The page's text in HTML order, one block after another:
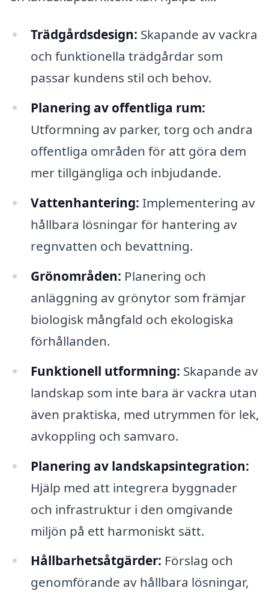
Trädgårdsdesign: Skapande av vackra
och funktionella trädgårdar som
passar kundens stil och behov.
Planering av offentliga rum:
Utformning av parker, torg och andra
offentliga områden för att göra dem
mer tillgängliga och inbjudande.
Vattenhantering: Implementering av
hållbara lösningar för hantering av
regnvatten och bevattning.
Grönområden: Planering och
anläggning av grönytor som främjar
biologisk mångfald och ekologiska
förhållanden.
Funktionell utformning: Skapande av
landskap som inte bara är vackra utan
även praktiska, med utrymmen för lek,
avkoppling och samvaro.
Planering av landskapsintegration:
Hjälp med att integrera byggnader
och infrastruktur i den omgivande
miljön på ett harmoniskt sätt.
Hållbarhetsåtgärder: Förslag och
genomförande av hållbara lösningar,